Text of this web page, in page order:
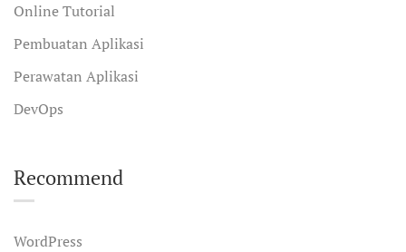
Online Tutorial
Pembuatan Aplikasi
Perawatan Aplikasi
DevOps
Recommend
WordPress